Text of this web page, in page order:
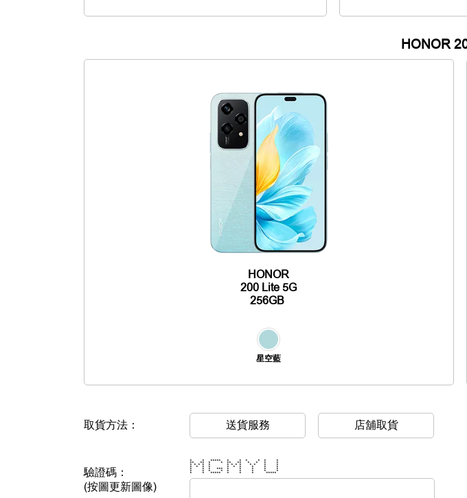
HONOR
HONOR
200 Lite 5G
256GB
星空藍
取貨方法： 送貨服務 店舖取貨
驗證碼：
(按圖更新圖像)
* * ***** * * * * * *
** ** * * ** ** * * * *
* * * * * * * * * * * * *
* * * * * * * * * *
* * * *** * * * * *
* * * * * * * * *
* * ***** * * * *****